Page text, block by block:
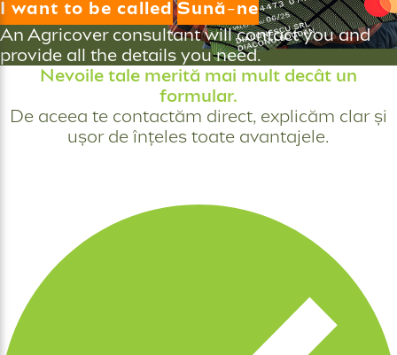
I want to be called Sună-ne
An Agricover consultant will contact you and
provide all the details you need.
Nevoile tale merită mai mult decât un
formular.
De aceea te contactăm direct, explicăm clar și
ușor de înțeles toate avantajele.